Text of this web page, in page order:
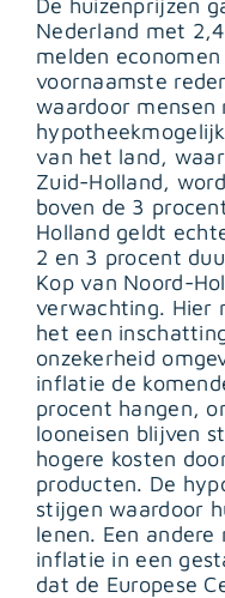
De huizenprijzen
Nederland met
melden
voornaamste
waardoor mensen
van het land,
Zuid-Holland,
boven de 3
Holland geldt
2 en 3 procent
Kop van Noord-
verwachting. Hier
het een
onzekerheid
inflatie de
procent hangen,
looneisen blijven
hogere kosten
producten. De
stijgen waardoor
lenen. Een
inflatie in een
dat de Europese